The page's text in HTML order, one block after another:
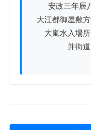
大江都御屋敷
大嵐水入場所
并街道筋近